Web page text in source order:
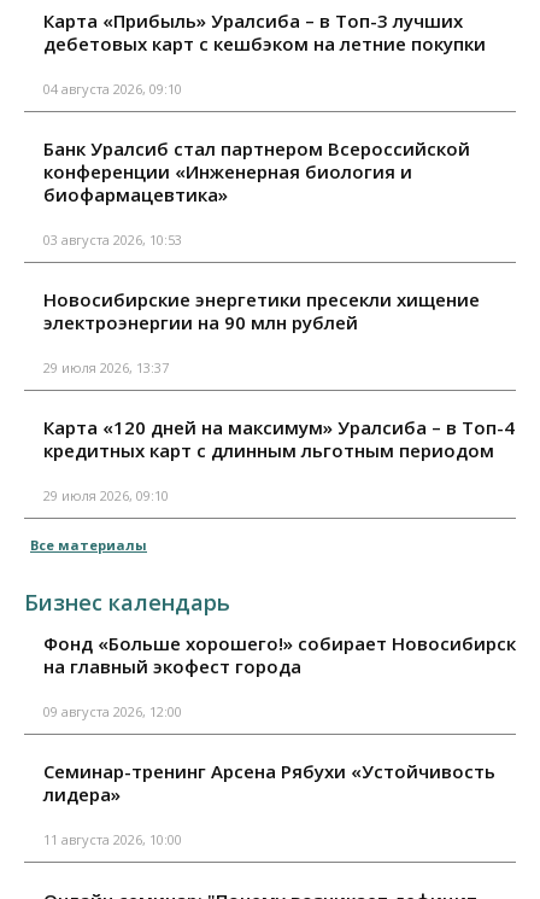
Карта «Прибыль» Уралсиба – в Топ-3 лучших
дебетовых карт с кешбэком на летние покупки
04 августа 2026, 09:10
Банк Уралсиб стал партнером Всероссийской
конференции «Инженерная биология и
биофармацевтика»
03 августа 2026, 10:53
Новосибирские энергетики пресекли хищение
электроэнергии на 90 млн рублей
29 июля 2026, 13:37
Карта «120 дней на максимум» Уралсиба – в Топ-4
кредитных карт с длинным льготным периодом
29 июля 2026, 09:10
Все материалы
Бизнес календарь
Фонд «Больше хорошего!» собирает Новосибирск
на главный экофест города
09 августа 2026, 12:00
Семинар-тренинг Арсена Рябухи «Устойчивость
лидера»
11 августа 2026, 10:00